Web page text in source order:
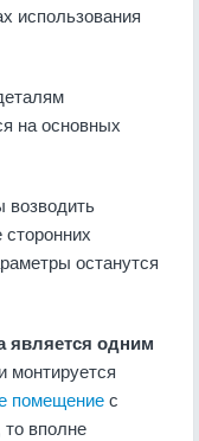
использования
на основных
возводить
останутся
является одним
монтируется
помещениес
то вполне